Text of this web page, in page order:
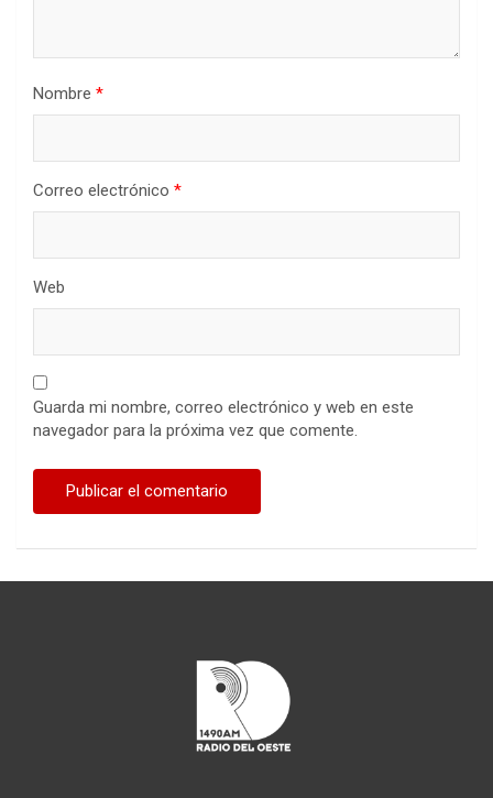
Nombre *
Correo electrónico *
Web
Guarda mi nombre, correo electrónico y web en este
navegador para la próxima vez que comente.